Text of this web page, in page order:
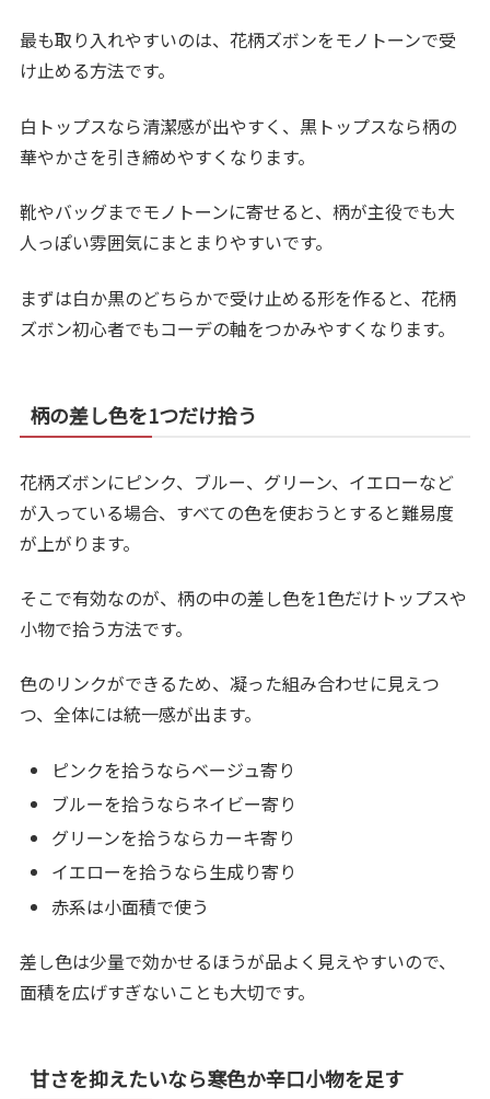
最も取り入れやすいのは、花柄ズボンをモノトーンで受
け止める方法です。
白トップスなら清潔感が出やすく、黒トップスなら柄の
華やかさを引き締めやすくなります。
靴やバッグまでモノトーンに寄せると、柄が主役でも大
人っぽい雰囲気にまとまりやすいです。
まずは白か黒のどちらかで受け止める形を作ると、花柄
ズボン初心者でもコーデの軸をつかみやすくなります。
柄の差し色を1つだけ拾う
花柄ズボンにピンク、ブルー、グリーン、イエローなど
が入っている場合、すべての色を使おうとすると難易度
が上がります。
そこで有効なのが、柄の中の差し色を1色だけトップスや
小物で拾う方法です。
色のリンクができるため、凝った組み合わせに見えつ
つ、全体には統一感が出ます。
ピンクを拾うならベージュ寄り
ブルーを拾うならネイビー寄り
グリーンを拾うならカーキ寄り
イエローを拾うなら生成り寄り
赤系は小面積で使う
差し色は少量で効かせるほうが品よく見えやすいので、
面積を広げすぎないことも大切です。
甘さを抑えたいなら寒色か辛口小物を足す